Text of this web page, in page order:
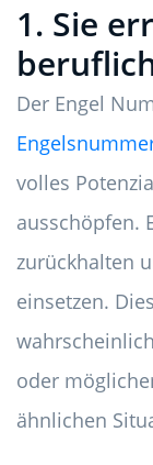
1. Sie
Der Engel
volles
ausschöpfen.
zurückhalten
einsetzen.
oder
ähnlichen